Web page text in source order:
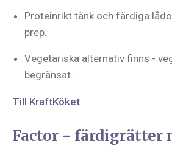
Proteinrikt tänk och färdiga
prep.
Vegetariska alternativ finns -
begränsat.
Till KraftKöket
Factor - färdigrätter